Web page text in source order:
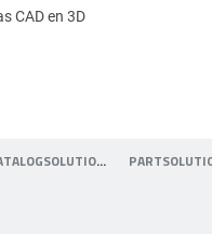
CAD en 3D
ECATALOGSOLUTIONS